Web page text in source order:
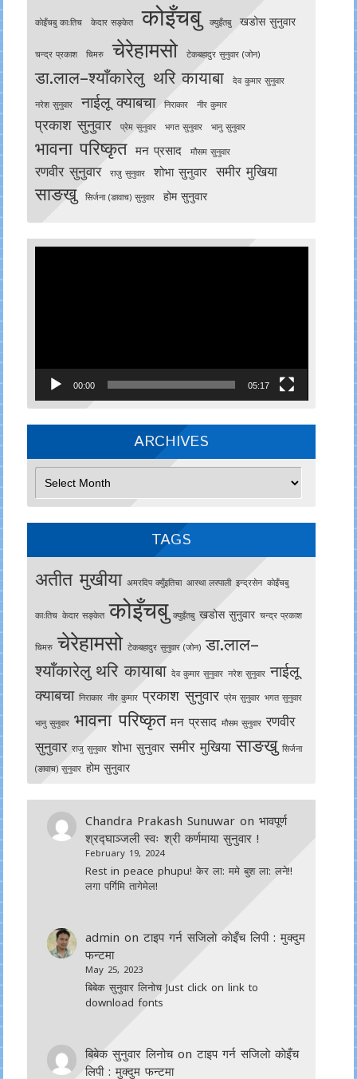
काेइँचबु काःतिच केदार सङ्केत कोइँचबु क्युइँतबु खडोस सुनुवार
चन्द्र प्रकाश चिमरु चेरेहामसो टेकबहादुर सुनुवार (जोन)
डा.लाल–श्याँकारेलु थरि कायाबा देव कुमार सुनुवार
नरेश सुनुवार नाईलू क्याबचा निराकार नीर कुमार
प्रकाश सुनुवार प्रेम सुनुवार भगत सुनुवार भानु सुनुवार
भावना परिष्कृत मन प्रसाद मौसम सुनुवार
रणवीर सुनुवार राजु सुनुवार शोभा सुनुवार समीर मुखिया
साङखु सिर्जना (ङावाच) सुनुवार होम सुनुवार
00:00 05:17
ARCHIVES
TAGS
अतीत मुखीया अमरदिप क्युँइतिचा आस्था लस्पाली इन्द्रसेन काेइँचबु
काःतिच केदार सङ्केत कोइँचबु क्युइँतबु खडोस सुनुवार चन्द्र प्रकाश
चिमरु चेरेहामसो टेकबहादुर सुनुवार (जोन) डा.लाल–
श्याँकारेलु थरि कायाबा देव कुमार सुनुवार नरेश सुनुवार नाईलू
क्याबचा निराकार नीर कुमार प्रकाश सुनुवार प्रेम सुनुवार भगत सुनुवार
भानु सुनुवार भावना परिष्कृत मन प्रसाद मौसम सुनुवार रणवीर
सुनुवार राजु सुनुवार शोभा सुनुवार समीर मुखिया साङखु सिर्जना
(ङावाच) सुनुवार होम सुनुवार
Chandra Prakash Sunuwar onभावपूर्ण
श्रद्घाञ्जली स्वः श्री कर्णमाया सुनुवार !
February 19, 2024
Rest in peace phupu! केर ला: ममे बुश ला: लने!!
लगा पर्गिमि तागेमेल!
admin onटाइप गर्न सजिलाे काेइँच लिपी : मुक्दुम
फन्टमा
May 25, 2023
बिबेक सुनुवार लिनोच Just click on link to
download fonts
बिबेक सुनुवार लिनोचonटाइप गर्न सजिलाे काेइँच
लिपी : मुक्दुम फन्टमा